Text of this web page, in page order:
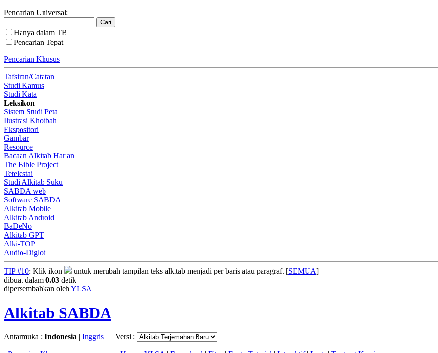
Pencarian Universal:
Hanya dalam TB
Pencarian Tepat
Pencarian Khusus
Tafsiran/Catatan
Studi Kamus
Studi Kata
Leksikon
Sistem Studi Peta
Ilustrasi Khotbah
Ekspositori
Gambar
Resource
Bacaan Alkitab Harian
The Bible Project
Tetelestai
Studi Alkitab Suku
SABDA web
Software SABDA
Alkitab Mobile
Alkitab Android
BaDeNo
Alkitab GPT
Alki-TOP
Audio-Diglot
TIP #10: Klik ikon untuk merubah tampilan teks alkitab menjadi per baris atau paragraf. [SEMUA]
dibuat dalam 0.03 detik
dipersembahkan oleh YLSA
Alkitab SABDA
Antarmuka : Indonesia | Inggris Versi :